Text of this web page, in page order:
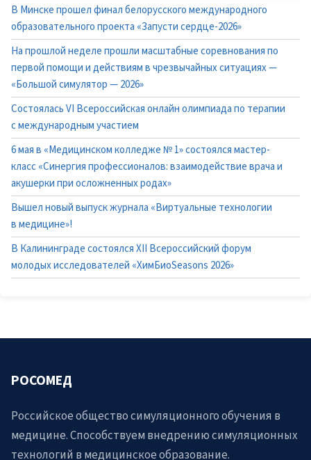
В Минске прошел финал белорусского международного
образовательного проекта «Запусти сердце-2026»
На прошлой неделе прошли масштабные соревнования по
первой помощи и действиям в чрезвычайных ситуациях —
«Большой симулятор — 2026»
Состоялась VI Всероссийская онлайн олимпиада по терапии
с международным участием
6 мая в «Медицинском колледже № 1» состоялся мастер-
класс «Синергия профессионалов: взаимодействие врача и
акушерки при осложненных родах»
Вышел новый выпуск журнала «Виртуальные технологии
в медицине»!
В Калининграде состоялся XII Всероссийский форум
молодых исследователей «ХимБиоSeasons 2026»
РОСОМЕД
Российское общество симуляционного обучения в
медицине. Способствуем внедрению симуляционных
технологий в медицинское образование.